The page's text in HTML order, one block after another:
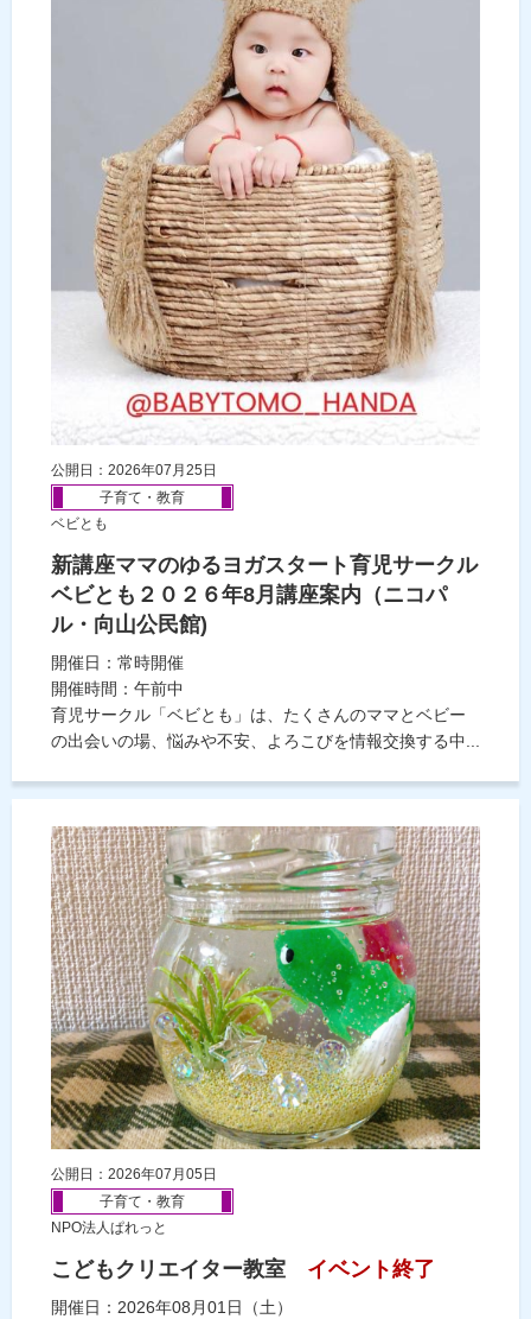
公開日：2026年07月25日
子育て・教育
ベビとも
新講座ママのゆるヨガスタート育児サークル
ベビとも２０２６年8月講座案内（ニコパ
ル・向山公民館)
開催日：常時開催
開催時間：午前中
育児サークル「ベビとも」は、たくさんのママとベビー
の出会いの場、悩みや不安、よろこびを情報交換する中...
公開日：2026年07月05日
子育て・教育
NPO法人ぱれっと
こどもクリエイター教室 イベント終了
開催日：2026年08月01日（土）